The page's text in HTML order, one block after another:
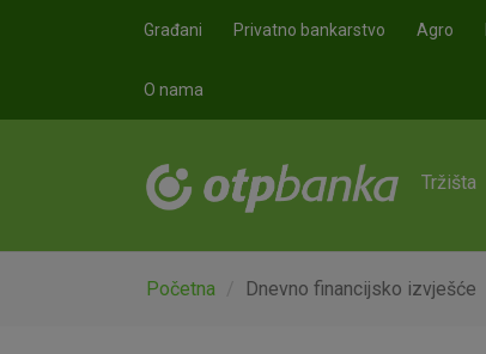
Građani Privatno bankarstvo Agro
O nama
Tržišta
Početna Dnevno financijsko izvješće